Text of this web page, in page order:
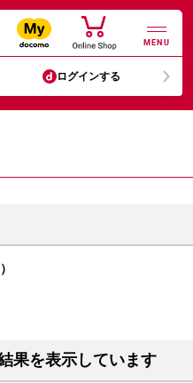
MENU
ログインする
果を表示しています